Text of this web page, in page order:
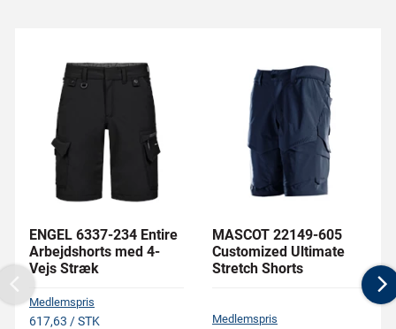
ENGEL 6337-234 Entire
Arbejdshorts med 4-
Vejs Stræk
Medlemspris
617,63 / STK
MASCOT 22149-605
Customized Ultimate
Stretch Shorts
Medlemspris
Previous